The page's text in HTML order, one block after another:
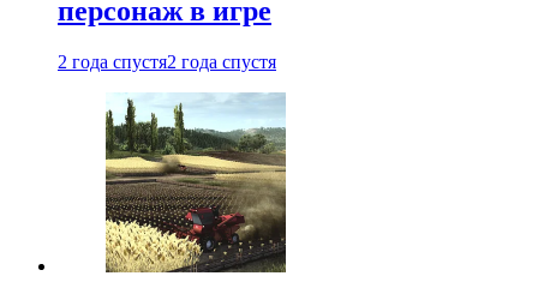
персонаж в игре
2 года спустя2 года спустя